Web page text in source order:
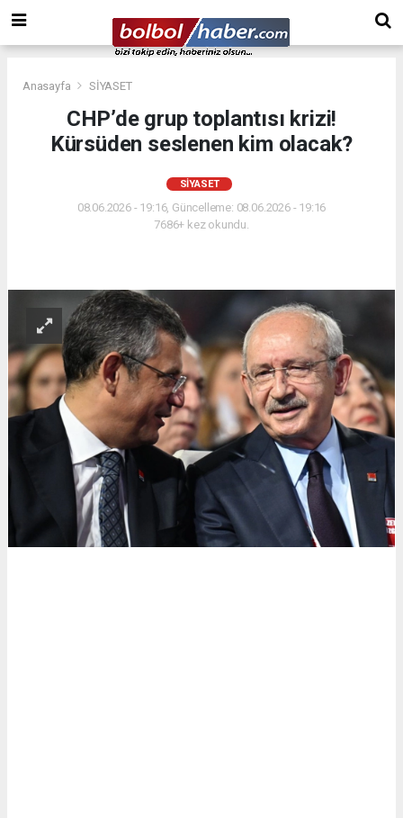
Anasayfa SİYASET
CHP’de grup toplantısı krizi!
Kürsüden seslenen kim olacak?
SİYASET
08.06.2026 - 19:16, Güncelleme: 08.06.2026 - 19:16
7686+ kez okundu.